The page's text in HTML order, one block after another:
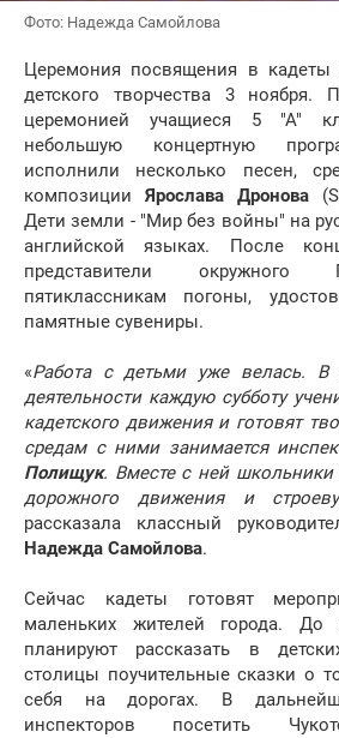
Фото: Надежда Самойлова
Церемония посвящения в
детского творчества 3 ноября.
церемонией учащиеся 5 "А"
небольшую концертную
исполнили несколько песен,
композиции Ярослава Дронова
Дети земли - "Мир без войны" на
английской языках. После
представители
пятиклассникам погоны,
памятные сувениры.
«Работа с детьми уже велась. В
деятельности каждую субботу
кадетского движения и готовят
средам с ними занимается
Полищук. Вместе с ней
дорожного движения и
рассказала классный
Надежда Самойлова.
Сейчас кадеты готовят
маленьких жителей города. До
планируют рассказать в
столицы поучительные сказки о
себя на дорогах. В
инспекторов посетить